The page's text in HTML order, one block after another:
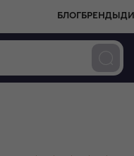
БЛОГ БРЕНДЫ